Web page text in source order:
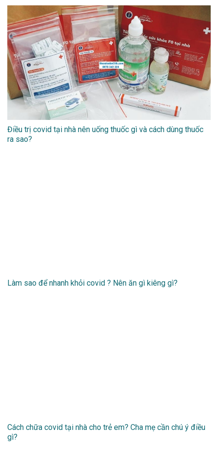
Điều trị covid tại nhà nên uống thuốc gì và cách dùng thuốc
ra sao?
Làm sao để nhanh khỏi covid ? Nên ăn gì kiêng gì?
Cách chữa covid tại nhà cho trẻ em? Cha mẹ cần chú ý điều
gì?